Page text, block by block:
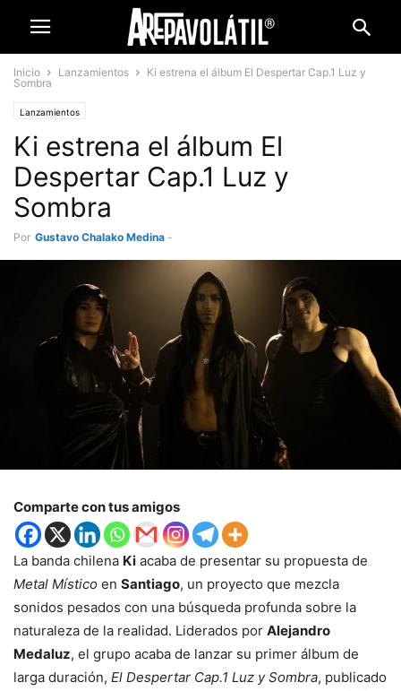
Inicio Lanzamientos
Ki estrena el álbum El Despertar Cap.1 Luz y
Sombra
Lanzamientos
Ki estrena el álbum El
Despertar Cap.1 Luz y
Sombra
Por Gustavo Chalako Medina -
Comparte con tus amigos
La banda chilena Ki acaba de presentar su propuesta de
Metal Místico en Santiago, un proyecto que mezcla
sonidos pesados con una búsqueda profunda sobre la
naturaleza de la realidad. Liderados por Alejandro
Medaluz, el grupo acaba de lanzar su primer álbum de
larga duración, El Despertar Cap.1 Luz y Sombra, publicado